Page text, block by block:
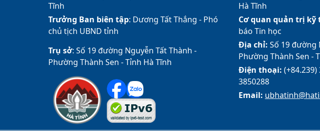
Tĩnh
Trưởng Ban biên tập: Dương Tất Thắng - Phó
chủ tịch UBND tỉnh
Trụ sở: Số 19 đường Nguyễn Tất Thành -
Phường Thành Sen - Tỉnh Hà Tĩnh
Hà Tĩnh
Cơ quan quản trị kỹ
báo Tin học
Địa chỉ: Số 19 đường
Phường Thành Sen -
Điện thoại: (+84.239)
3850288
Email: